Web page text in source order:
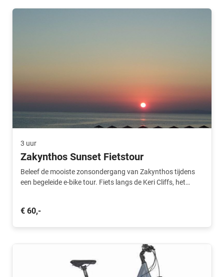
3 uur
Zakynthos Sunset Fietstour
Beleef de mooiste zonsondergang van Zakynthos tijdens
een begeleide e-bike tour. Fiets langs de Keri Cliffs, het
€ 60,-